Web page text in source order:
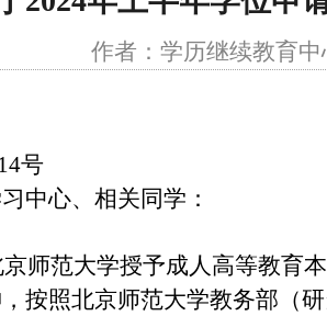
作者：学历继续教
号
中心、相关同学：
师范大学授予成人高等教育
按照北京师范大学教务部（